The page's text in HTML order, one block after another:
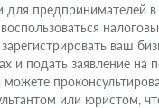
для предпринимателей
ваш
и подать заявление на
или юристом,